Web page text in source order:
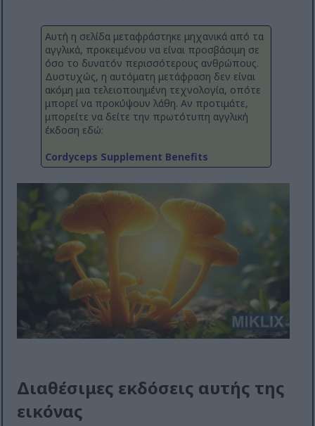
Αυτή η σελίδα μεταφράστηκε μηχανικά από τα
αγγλικά, προκειμένου να είναι προσβάσιμη σε
όσο το δυνατόν περισσότερους ανθρώπους.
Δυστυχώς, η αυτόματη μετάφραση δεν είναι
ακόμη μια τελειοποιημένη τεχνολογία, οπότε
μπορεί να προκύψουν λάθη. Αν προτιμάτε,
μπορείτε να δείτε την πρωτότυπη αγγλική
έκδοση εδώ:
Cordyceps Supplement Benefits
Διαθέσιμες εκδόσεις αυτής της
εικόνας